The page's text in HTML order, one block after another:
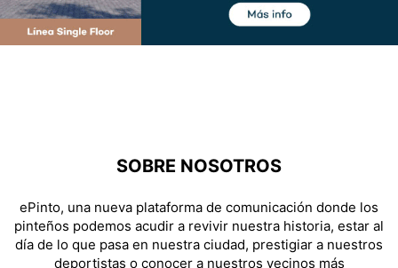
SOBRE NOSOTROS
ePinto, una nueva plataforma de comunicación donde los
pinteños podemos acudir a revivir nuestra historia, estar al
día de lo que pasa en nuestra ciudad, prestigiar a nuestros
deportistas o conocer a nuestros vecinos más